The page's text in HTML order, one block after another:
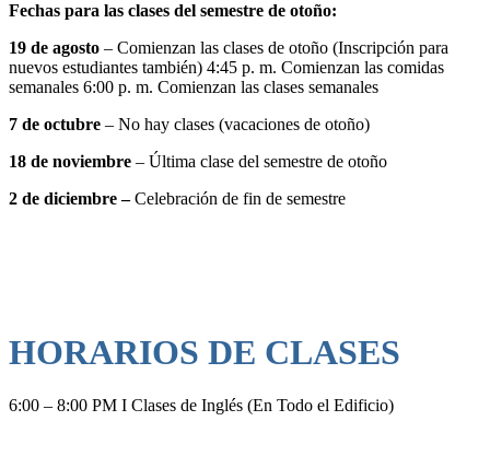
Fechas para las clases del semestre de otoño:
19 de agosto – Comienzan las clases de otoño (Inscripción para
nuevos estudiantes también) 4:45 p. m. Comienzan las comidas
semanales 6:00 p. m. Comienzan las clases semanales
7 de octubre – No hay clases (vacaciones de otoño)
18 de noviembre – Última clase del semestre de otoño
2 de diciembre –Celebración de fin de semestre
HORARIOS DE CLASES
6:00 – 8:00 PM I Clases de Inglés (En Todo el Edificio)